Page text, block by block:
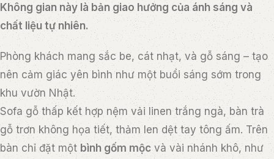
Không gian này là bản giao hưởng của ánh sáng và
chất liệu tự nhiên.
Phòng khách mang sắc be, cát nhạt, và gỗ sáng – tạo
nên cảm giác yên bình như một buổi sáng sớm trong
khu vườn Nhật.
Sofa gỗ thấp kết hợp nệm vải linen trắng ngà, bàn trà
gỗ trơn không họa tiết, thảm len dệt tay tông ấm. Trên
bàn chỉ đặt một bình gốm mộcvà vài nhánh khô, như